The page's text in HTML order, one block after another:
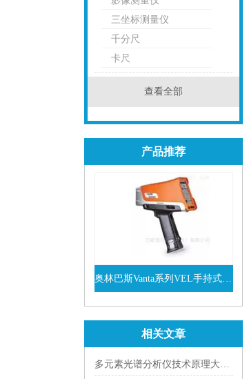
三坐标测量仪
千分尺
卡尺
查看全部
产品推荐
奥林巴斯Vanta系列VEL手持式XRF光谱仪
查看详情
相关文章
多元素光谱分析仪技术原理大揭秘：光与物质的奇妙相互作用